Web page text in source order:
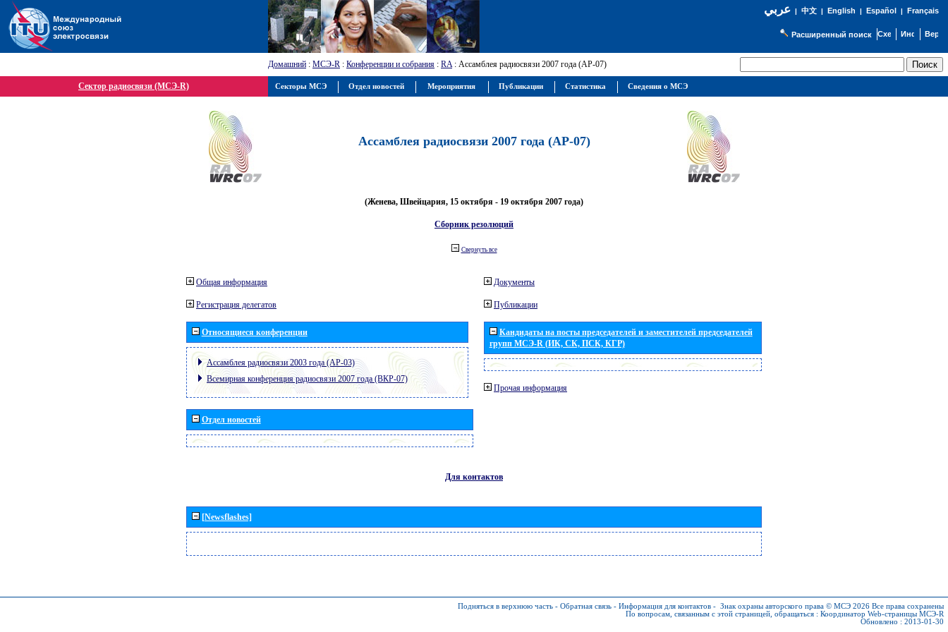
عربي| 中文| English | Español | Français
Расширенный поиск
Домашний : МСЭ-R : Конференции и собрания : RA: Ассамблея радиосвязи 2007 года (АР-07)
Сектор радиосвязи (МСЭ-R)
Ассамблея радиосвязи 2007 года (АР-07)
(Женева, Швейцария, 15 октября - 19 октября 2007 года)
Сборник резолюций
Свернуть все
Общая информация
Регистрация делегатов
Относящиеся конференции
Ассамблея радиосвязи 2003 года (АР-03)
Всемирная конференция радиосвязи 2007 года (ВКР-07)
Отдел новостей
Документы
Публикации
Кандидаты на посты председателей и заместителей председателей
групп МСЭ-R (ИК, СК, ПСК, КГР)
Прочая информация
Для контактов
[Newsflashes]
Подняться в верхнюю часть - Обратная связь - Информация для контактов - Знак охраны авторского права © МСЭ 2026 Все права сохранены
По вопросам, связанным с этой страницей, обращаться : Координатор Web-страницы МСЭ-R
Обновлено : 2013-01-30
Секторы МСЭ Отдел новостей Мероприятия Публикации Статистика Сведения о МСЭ